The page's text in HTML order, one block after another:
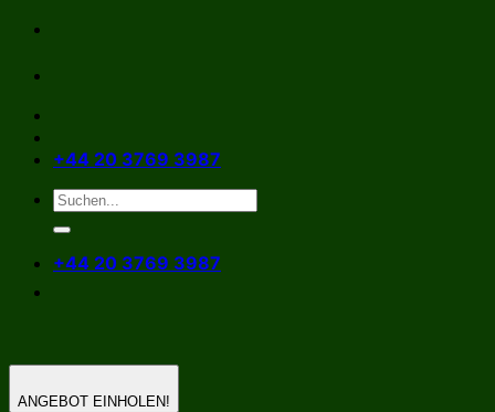
Zum
springen
+44 20 3769 3987
+44 20 3769 3987
ANGEBOT EINHOLEN!